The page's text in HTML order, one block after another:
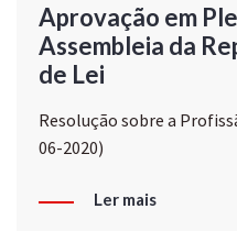
Aprovação em
Assembleia da
de Lei
Resolução sobre a
06-2020)
Ler mais